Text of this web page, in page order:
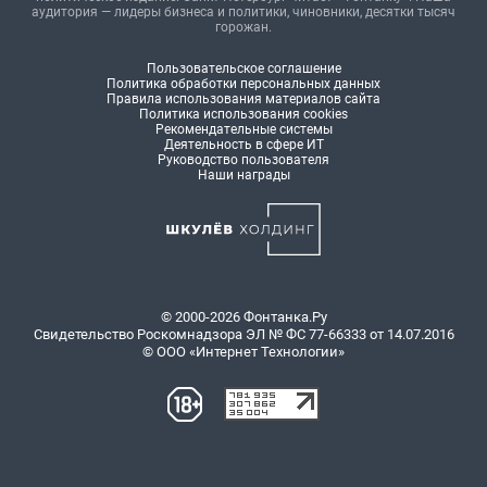
аудитория — лидеры бизнеса и политики, чиновники, десятки тысяч
горожан.
Пользовательское соглашение
Политика обработки персональных данных
Правила использования материалов сайта
Политика использования cookies
Рекомендательные системы
Деятельность в сфере ИТ
Руководство пользователя
Наши награды
© 2000-2026 Фонтанка.Ру
Свидетельство Роскомнадзора ЭЛ № ФС 77-66333 от 14.07.2016
© ООО «Интернет Технологии»